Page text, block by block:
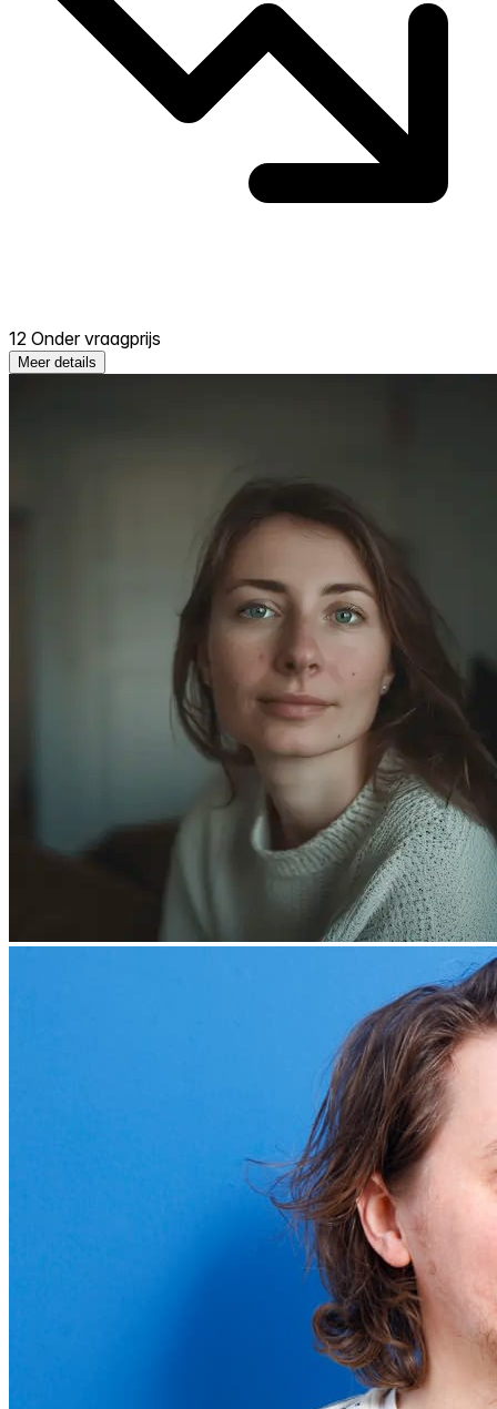
12 Onder vraagprijs
Meer details